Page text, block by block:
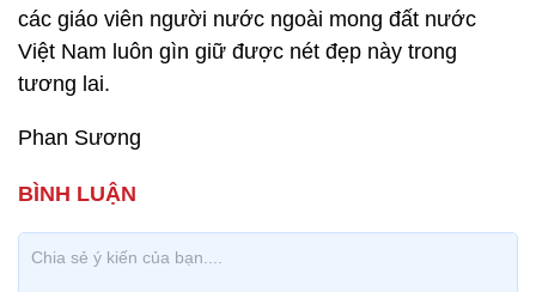
các giáo viên người nước ngoài mong đất nước
Việt Nam luôn gìn giữ được nét đẹp này trong
tương lai.
Phan Sương